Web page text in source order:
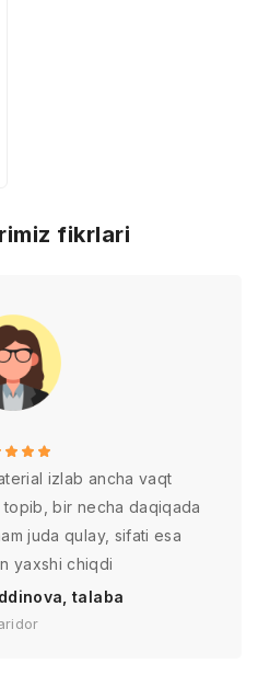
fikrlari
izlab ancha vaqt
bir necha daqiqada
juda qulay, sifati esa
yaxshi chiqdi
talaba